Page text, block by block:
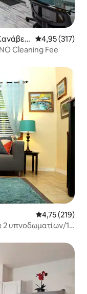
Μέση
4,95 (317)
Cleaning Fee
Μέση
4,75 (219)